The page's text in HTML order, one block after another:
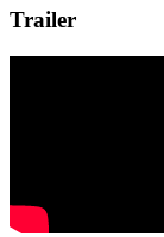
Trailer